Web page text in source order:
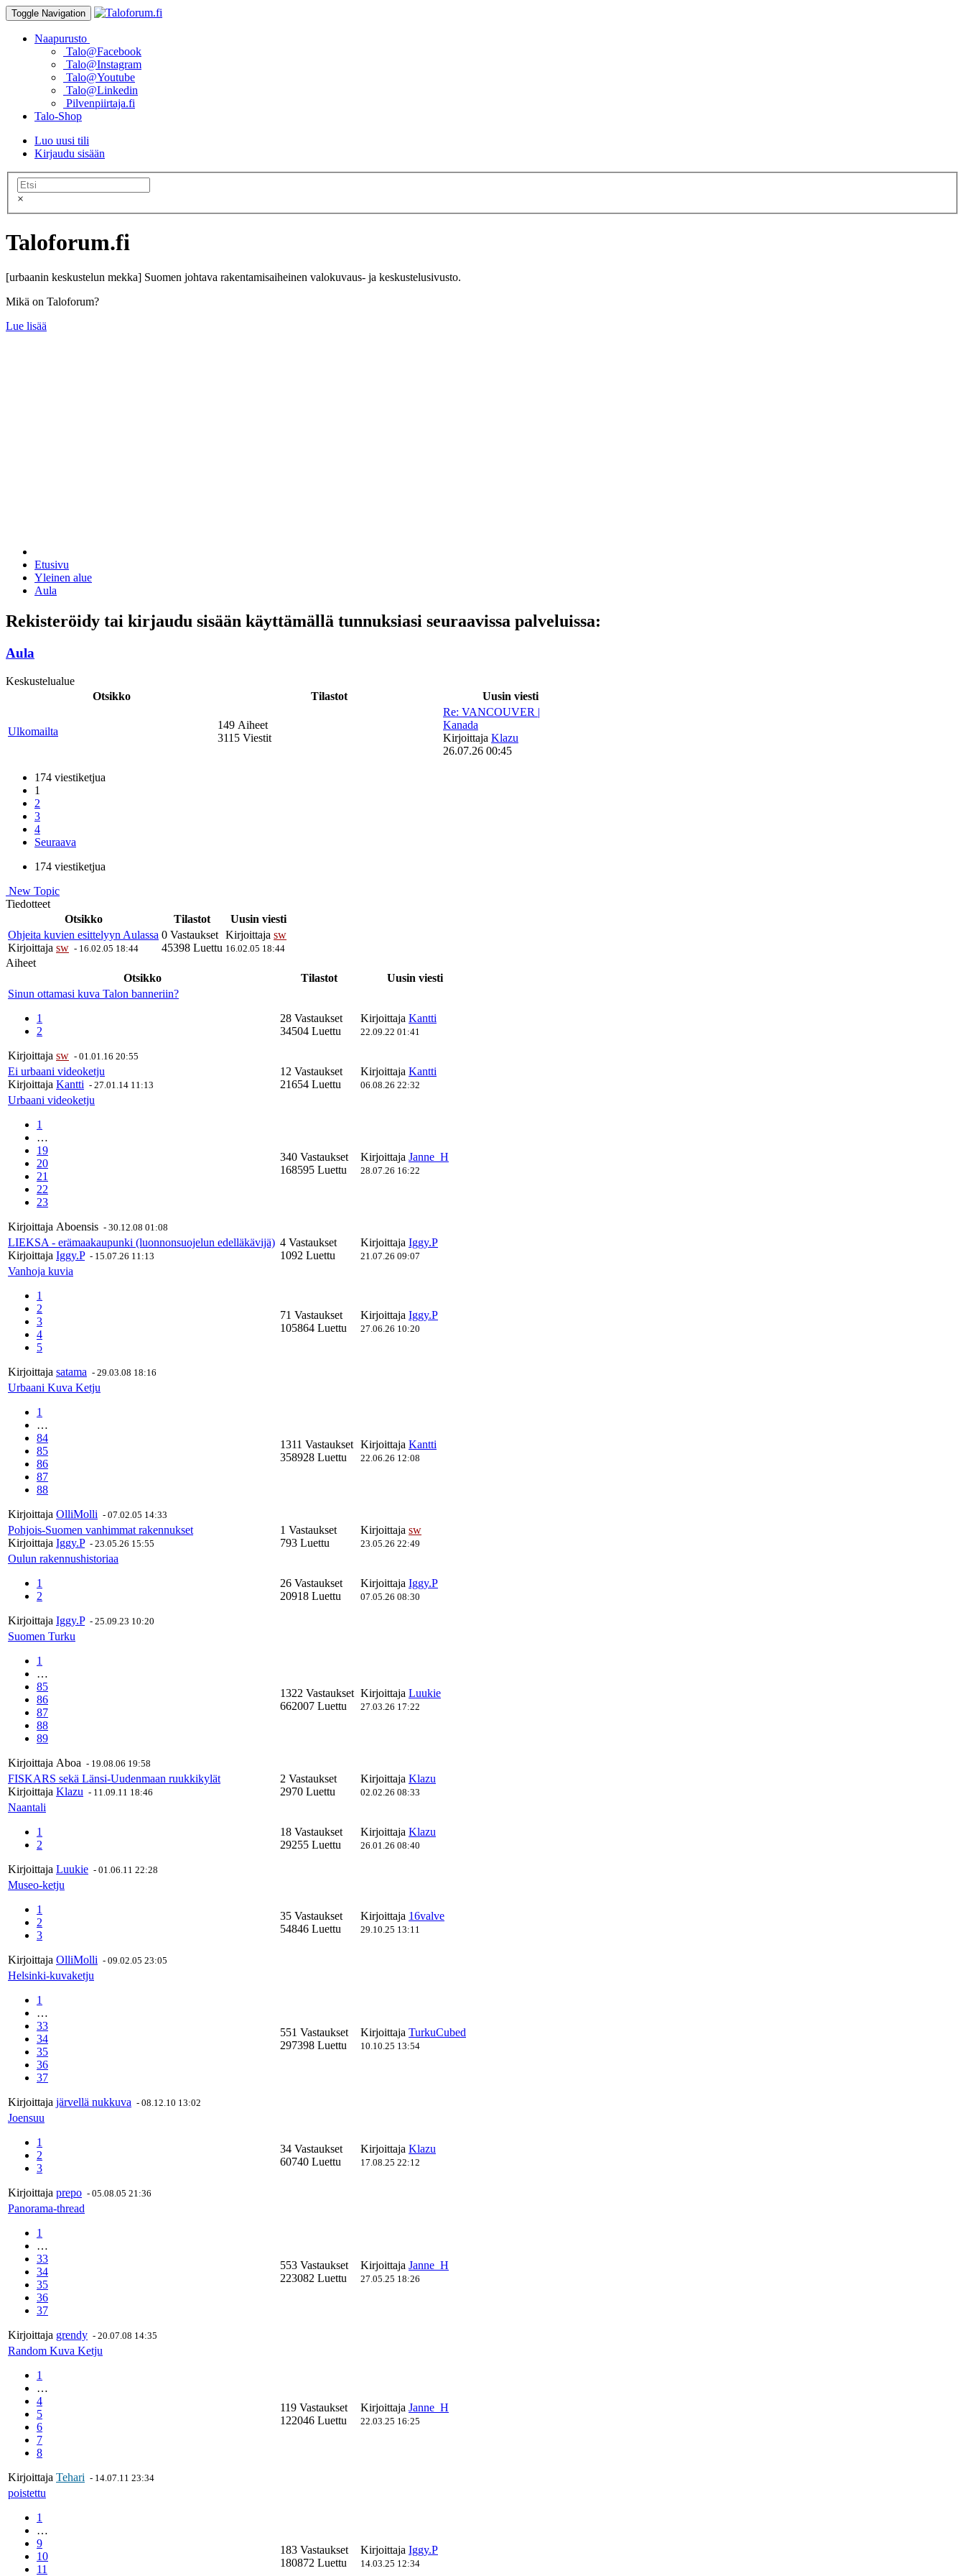
Toggle Navigation
Naapurusto
Talo@Facebook
Talo@Instagram
Talo@Youtube
Talo@Linkedin
Pilvenpiirtaja.fi
Talo-Shop
Luo uusi tili
Kirjaudu sisään
×
Taloforum.fi
[urbaanin keskustelun mekka] Suomen johtava rakentamisaiheinen valokuvaus- ja keskustelusivusto.
Mikä on Taloforum?
Lue lisää
Etusivu
Yleinen alue
Aula
Rekisteröidy tai kirjaudu sisään käyttämällä tunnuksiasi seuraavissa palveluissa:
Aula
Keskustelualue
Otsikko
Tilastot Uusin viesti
Ulkomailta
149 Aiheet
3115 Viestit
Re: VANCOUVER |
Kanada
Kirjoittaja Klazu
26.07.26 00:45
174 viestiketjua
1
2
3
4
Seuraava
174 viestiketjua
New Topic
Tiedotteet
Otsikko
Tilastot
Uusin viesti
Ohjeita kuvien esittelyyn Aulassa
Kirjoittaja sw - 16.02.05 18:44
0 Vastaukset
45398 Luettu
Kirjoittaja sw
16.02.05 18:44
Aiheet
Otsikko
Tilastot
Uusin viesti
Sinun ottamasi kuva Talon banneriin?
1
2
Kirjoittaja sw - 01.01.16 20:55
28 Vastaukset
34504 Luettu
Kirjoittaja Kantti
22.09.22 01:41
Ei urbaani videoketju
Kirjoittaja Kantti - 27.01.14 11:13
12 Vastaukset
21654 Luettu
Kirjoittaja Kantti
06.08.26 22:32
Urbaani videoketju
1
…
19
20
21
22
23
Kirjoittaja Aboensis - 30.12.08 01:08
340 Vastaukset
168595 Luettu
Kirjoittaja Janne_H
28.07.26 16:22
LIEKSA - erämaakaupunki (luonnonsuojelun edelläkävijä)
Kirjoittaja Iggy.P - 15.07.26 11:13
4 Vastaukset
1092 Luettu
Kirjoittaja Iggy.P
21.07.26 09:07
Vanhoja kuvia
1
2
3
4
5
Kirjoittaja satama - 29.03.08 18:16
71 Vastaukset
105864 Luettu
Kirjoittaja Iggy.P
27.06.26 10:20
Urbaani Kuva Ketju
1
…
84
85
86
87
88
Kirjoittaja OlliMolli - 07.02.05 14:33
1311 Vastaukset
358928 Luettu
Kirjoittaja Kantti
22.06.26 12:08
Pohjois-Suomen vanhimmat rakennukset
Kirjoittaja Iggy.P - 23.05.26 15:55
1 Vastaukset
793 Luettu
Kirjoittaja sw
23.05.26 22:49
Oulun rakennushistoriaa
1
2
Kirjoittaja Iggy.P - 25.09.23 10:20
26 Vastaukset
20918 Luettu
Kirjoittaja Iggy.P
07.05.26 08:30
Suomen Turku
1
…
85
86
87
88
89
Kirjoittaja Aboa - 19.08.06 19:58
1322 Vastaukset
662007 Luettu
Kirjoittaja Luukie
27.03.26 17:22
FISKARS sekä Länsi-Uudenmaan ruukkikylät
Kirjoittaja Klazu - 11.09.11 18:46
2 Vastaukset
2970 Luettu
Kirjoittaja Klazu
02.02.26 08:33
Naantali
1
2
Kirjoittaja Luukie - 01.06.11 22:28
18 Vastaukset
29255 Luettu
Kirjoittaja Klazu
26.01.26 08:40
Museo-ketju
1
2
3
Kirjoittaja OlliMolli - 09.02.05 23:05
35 Vastaukset
54846 Luettu
Kirjoittaja 16valve
29.10.25 13:11
Helsinki-kuvaketju
1
…
33
34
35
36
37
Kirjoittaja järvellä nukkuva - 08.12.10 13:02
551 Vastaukset
297398 Luettu
Kirjoittaja TurkuCubed
10.10.25 13:54
Joensuu
1
2
3
Kirjoittaja prepo - 05.08.05 21:36
34 Vastaukset
60740 Luettu
Kirjoittaja Klazu
17.08.25 22:12
Panorama-thread
1
…
33
34
35
36
37
Kirjoittaja grendy - 20.07.08 14:35
553 Vastaukset
223082 Luettu
Kirjoittaja Janne_H
27.05.25 18:26
Random Kuva Ketju
1
…
4
5
6
7
8
Kirjoittaja Tehari - 14.07.11 23:34
119 Vastaukset
122046 Luettu
Kirjoittaja Janne_H
22.03.25 16:25
poistettu
1
…
9
10
11
183 Vastaukset
180872 Luettu
Kirjoittaja Iggy.P
14.03.25 12:34